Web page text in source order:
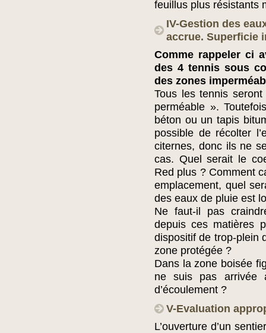
feuillus plus résistants
IV-Gestion des
accrue. Superficie
Comme rappeler ci
des 4 tennis sous
des zones
Tous les tennis
perméable ».
béton ou un tapis
possible de récolter
citernes, donc ils ne
cas. Quel serait le
Red plus ? Comment
emplacement, quel
des eaux de pluie est
Ne faut-il pas
depuis ces matières
dispositif de trop-plein
zone protégée ?
Dans la zone boisée
ne suis pas arrivée
d’écoulement ?
V-Evaluation
L’ouverture d’un